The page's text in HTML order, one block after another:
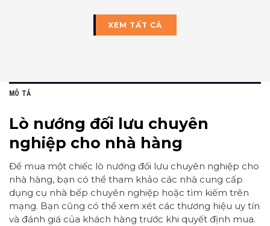
XEM TẤT CẢ
MÔ TẢ
Lò nướng đối lưu chuyên
nghiệp cho nhà hàng
Để mua một chiếc lò nướng đối lưu chuyên nghiệp cho
nhà hàng, bạn có thể tham khảo các nhà cung cấp
dụng cụ nhà bếp chuyên nghiệp hoặc tìm kiếm trên
mạng. Bạn cũng có thể xem xét các thương hiệu uy tín
và đánh giá của khách hàng trước khi quyết định mua.